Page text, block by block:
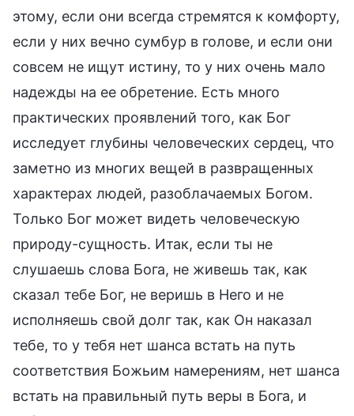
этому, если они всегда стремятся к комфорту,
если у них вечно сумбур в голове, и если они
совсем не ищут истину, то у них очень мало
надежды на ее обретение. Есть много
практических проявлений того, как Бог
исследует глубины человеческих сердец, что
заметно из многих вещей в развращенных
характерах людей, разоблачаемых Богом.
Только Бог может видеть человеческую
природу-сущность. Итак, если ты не
слушаешь слова Бога, не живешь так, как
сказал тебе Бог, не веришь в Него и не
исполняешь свой долг так, как Он наказал
тебе, то у тебя нет шанса встать на путь
соответствия Божьим намерениям, нет шанса
встать на правильный путь веры в Бога, и